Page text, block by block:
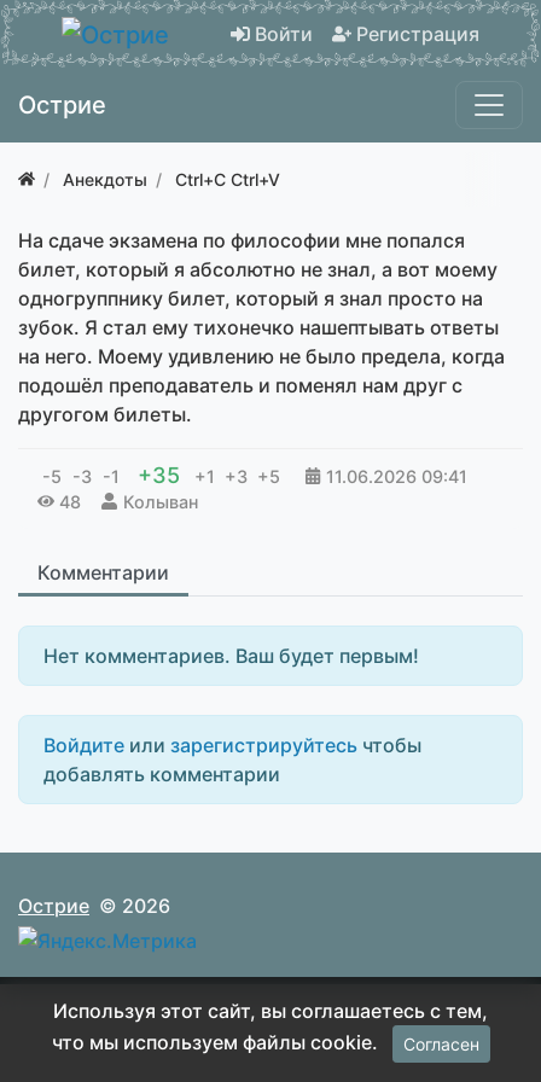
Войти Регистрация
Острие
Анекдоты Ctrl+C Ctrl+V
На сдаче экзамена по философии мне попался
билет, который я абсолютно не знал, а вот моему
одногруппнику билет, который я знал просто на
зубок. Я стал ему тихонечко нашептывать ответы
на него. Моему удивлению не было предела, когда
подошёл преподаватель и поменял нам друг с
другогом билеты.
-5 -3 -1 +35 +1 +3 +5 11.06.2026 09:41
48
Колыван
Комментарии
Нет комментариев. Ваш будет первым!
Войдите или зарегистрируйтесь чтобы
добавлять комментарии
Острие © 2026
Используя этот сайт, вы соглашаетесь с тем,
что мы используем файлы cookie.
Согласен